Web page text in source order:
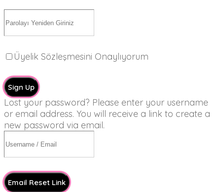
Üyelik Sözleşmesini Onaylıyorum
Sign Up
Lost your password? Please enter your username
or email address. You will receive a link to create a
new password via email.
Email Reset Link